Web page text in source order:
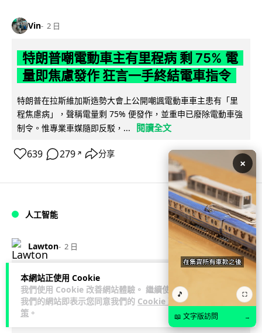
本網站正使用 Cookie
我們使用 Cookie 改善網站體驗。 繼續使用
我們的網站即表示您同意我們的 Cookie 政
策 。
Vin 2 日
特朗普嘲電動車主有里程病 剩 75% 電
量即焦慮發作 狂言一手終結電車指令
特朗普在拉斯維加斯造勢大會上公開嘲諷電動車車主患有「里
程焦慮病」，聲稱電量剩 75% 便發作，並重申已廢除電動車強
制令。惟專業車媒隨即反駁，...
閱讀全文
639 279 ↗ 分享
人工智能
Lawton 2 日
微軟刪走 32GB RAM 遊戲建議 分析:
為 8GB Surface 銷售鋪路 連自家
Copilot+ 門檻也未到
×
🎵 ⛶
📖 文字版訪問 →